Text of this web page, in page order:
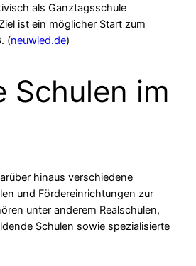
als Ganztagsschule
ist ein möglicher Start zum
(neuwied.de)
Schulen im
hinaus verschiedene
und Fördereinrichtungen zur
unter anderem Realschulen,
Schulen sowie spezialisierte